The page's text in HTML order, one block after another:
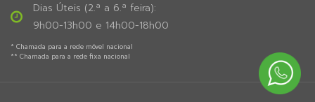
Dias Úteis (2.ª a 6.ª feira):
9h00-13h00 e 14h00-18h00
* Chamada para a rede móvel nacional
** Chamada para a rede fixa nacional